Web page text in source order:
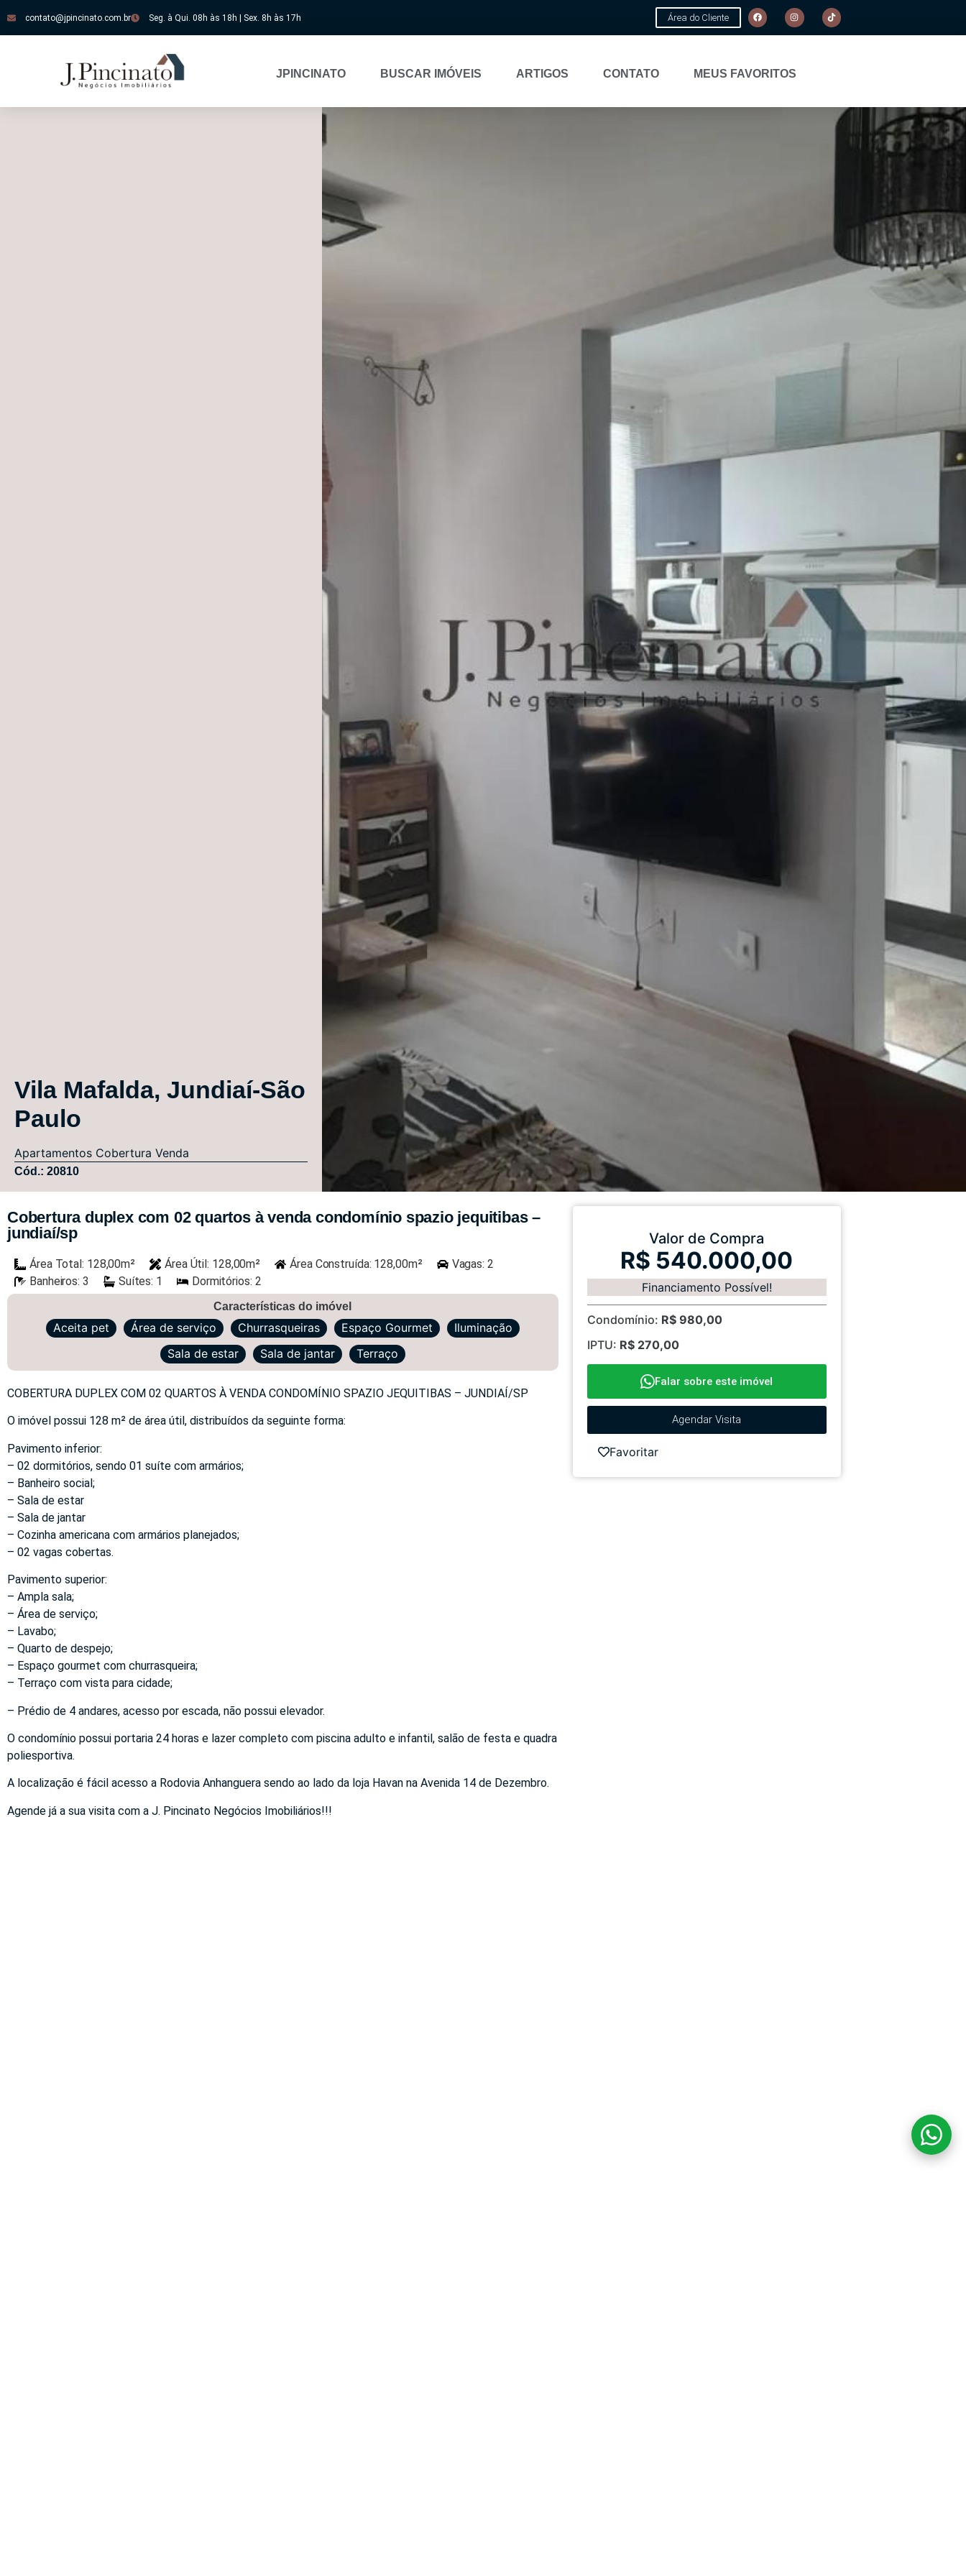
contato@jpincinato.com.br Seg. à Qui. 08h às 18h | Sex. 8h às 17h Área do Cliente
JPINCINATO BUSCAR IMÓVEIS ARTIGOS CONTATO MEUS FAVORITOS
Vila Mafalda, Jundiaí-São
Paulo
Apartamentos Cobertura Venda
Cód.: 20810
Cobertura duplex com 02 quartos à venda condomínio spazio jequitibas –
jundiaí/sp
Área Total: 128,00m² Área Útil: 128,00m² Área Construída: 128,00m²
Vagas: 2
Banheiros: 3
Suítes: 1 Dormitórios: 2
Características do imóvel
Aceita pet Área de serviço Churrasqueiras Espaço Gourmet
Iluminação
Sala de estar
Sala de jantar Terraço
COBERTURA DUPLEX COM 02 QUARTOS À VENDA CONDOMÍNIO SPAZIO JEQUITIBAS – JUNDIAÍ/SP
O imóvel possui 128 m² de área útil, distribuídos da seguinte forma:
Pavimento inferior:
– 02 dormitórios, sendo 01 suíte com armários;
– Banheiro social;
– Sala de estar
– Sala de jantar
– Cozinha americana com armários planejados;
– 02 vagas cobertas.
Pavimento superior:
– Ampla sala;
– Área de serviço;
– Lavabo;
– Quarto de despejo;
– Espaço gourmet com churrasqueira;
– Terraço com vista para cidade;
– Prédio de 4 andares, acesso por escada, não possui elevador.
O condomínio possui portaria 24 horas e lazer completo com piscina adulto e infantil, salão de festa e quadra
poliesportiva.
A localização é fácil acesso a Rodovia Anhanguera sendo ao lado da loja Havan na Avenida 14 de Dezembro.
Agende já a sua visita com a J. Pincinato Negócios Imobiliários!!!
Valor de Compra
R$ 540.000,00
Financiamento Possível!
Condomínio: R$ 980,00
IPTU: R$ 270,00
Falar sobre este imóvel
Agendar Visita
Favoritar